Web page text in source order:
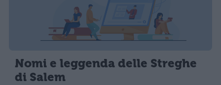
Nomi e leggenda delle Streghe
di Salem